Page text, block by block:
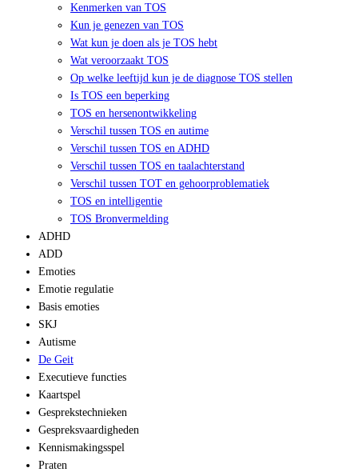
Kenmerken van TOS
Kun je genezen van TOS
Wat kun je doen als je TOS hebt
Wat veroorzaakt TOS
Op welke leeftijd kun je de diagnose TOS stellen
Is TOS een beperking
TOS en hersenontwikkeling
Verschil tussen TOS en autime
Verschil tussen TOS en ADHD
Verschil tussen TOS en taalachterstand
Verschil tussen TOT en gehoorproblematiek
TOS en intelligentie
TOS Bronvermelding
ADHD
ADD
Emoties
Emotie regulatie
Basis emoties
SKJ
Autisme
De Geit
Executieve functies
Kaartspel
Gesprekstechnieken
Gespreksvaardigheden
Kennismakingsspel
Praten